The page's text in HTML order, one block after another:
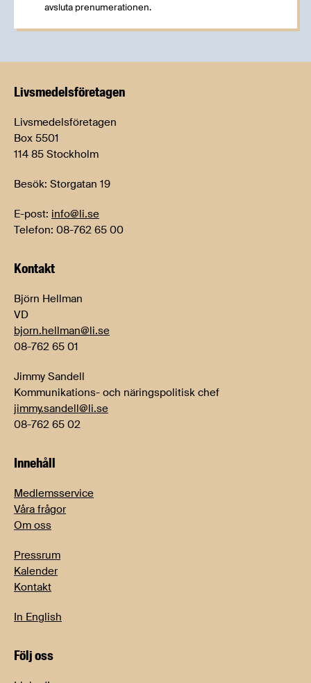
avsluta prenumerationen.
Livsmedels­företagen
Livsmedelsföretagen
Box 5501
114 85 Stockholm
Besök: Storgatan 19
E-post: info@li.se
Telefon: 08-762 65 00
Kontakt
Björn Hellman
VD
bjorn.hellman@li.se
08-762 65 01
Jimmy Sandell
Kommunikations- och näringspolitisk chef
jimmy.sandell@li.se
08-762 65 02
Innehåll
Medlemsservice
Våra frågor
Om oss
Pressrum
Kalender
Kontakt
In English
Följ oss